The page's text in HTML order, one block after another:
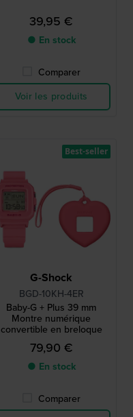
39,95 €
● En stock
Comparer
Voir les produits
G-Shock
BGD-10KH-4ER
Baby-G + Plus 39 mm
Montre numérique
convertible en breloque
79,90 €
● En stock
Comparer
Best-seller